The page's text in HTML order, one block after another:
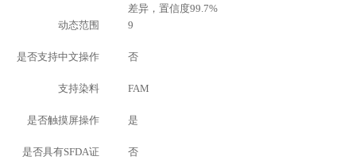
差异，置信度99.7%
动态范围
9
是否支持中文操作 否
支持染料 FAM
是否触摸屏操作 是
是否具有SFDA证 否